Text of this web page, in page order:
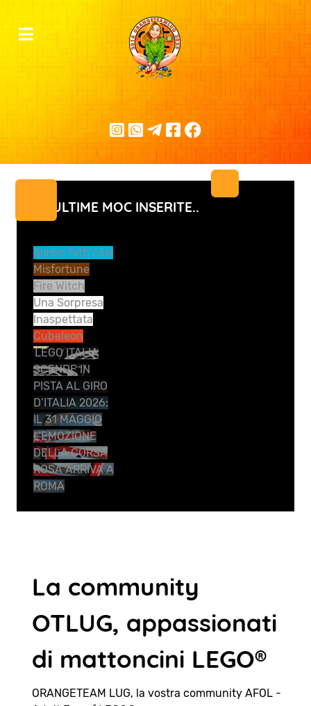
LE ULTIME MOC INSERITE..
Siamo fatti così
Misfortune
Fire Witch
Una Sorpresa
Inaspettata
Cubeleon
LEGO ITALIA
SCENDE IN
PISTA AL GIRO
D’ITALIA 2026:
IL 31 MAGGIO
L’EMOZIONE
DELLA CORSA
ROSA ARRIVA A
ROMA
La community
OTLUG, appassionati
di mattoncini LEGO®
ORANGETEAM LUG, la vostra community AFOL -